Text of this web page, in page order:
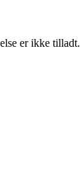
er ikke tilladt.